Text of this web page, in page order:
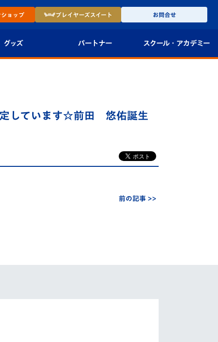
ショップ プレイヤーズスイート お問合せ
グッズ パートナー
法人限定 VIP BOX
スクール・ アカデミー
U-15
スクール
定しています☆前田 悠佑誕生
前の記事 >>